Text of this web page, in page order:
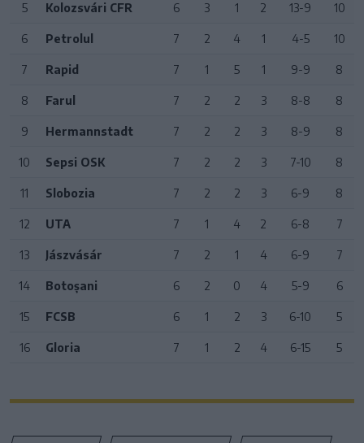
5 Kolozsvári CFR 6 3 1 2 13-9 10
6 Petrolul 7 2 4 1 4-5 10
7 Rapid 7 1 5 1 9-9 8
8 Farul 7 2 2 3 8-8 8
9 Hermannstadt 7 2 2 3 8-9 8
10 Sepsi OSK 7 2 2 3 7-10 8
11 Slobozia 7 2 2 3 6-9 8
12 UTA 7 1 4 2 6-8 7
13 Jászvásár 7 2 1 4 6-9 7
14 Botoșani 6 2 0 4 5-9 6
15 FCSB 6 1 2 3 6-10 5
16 Gloria 7 1 2 4 6-15 5